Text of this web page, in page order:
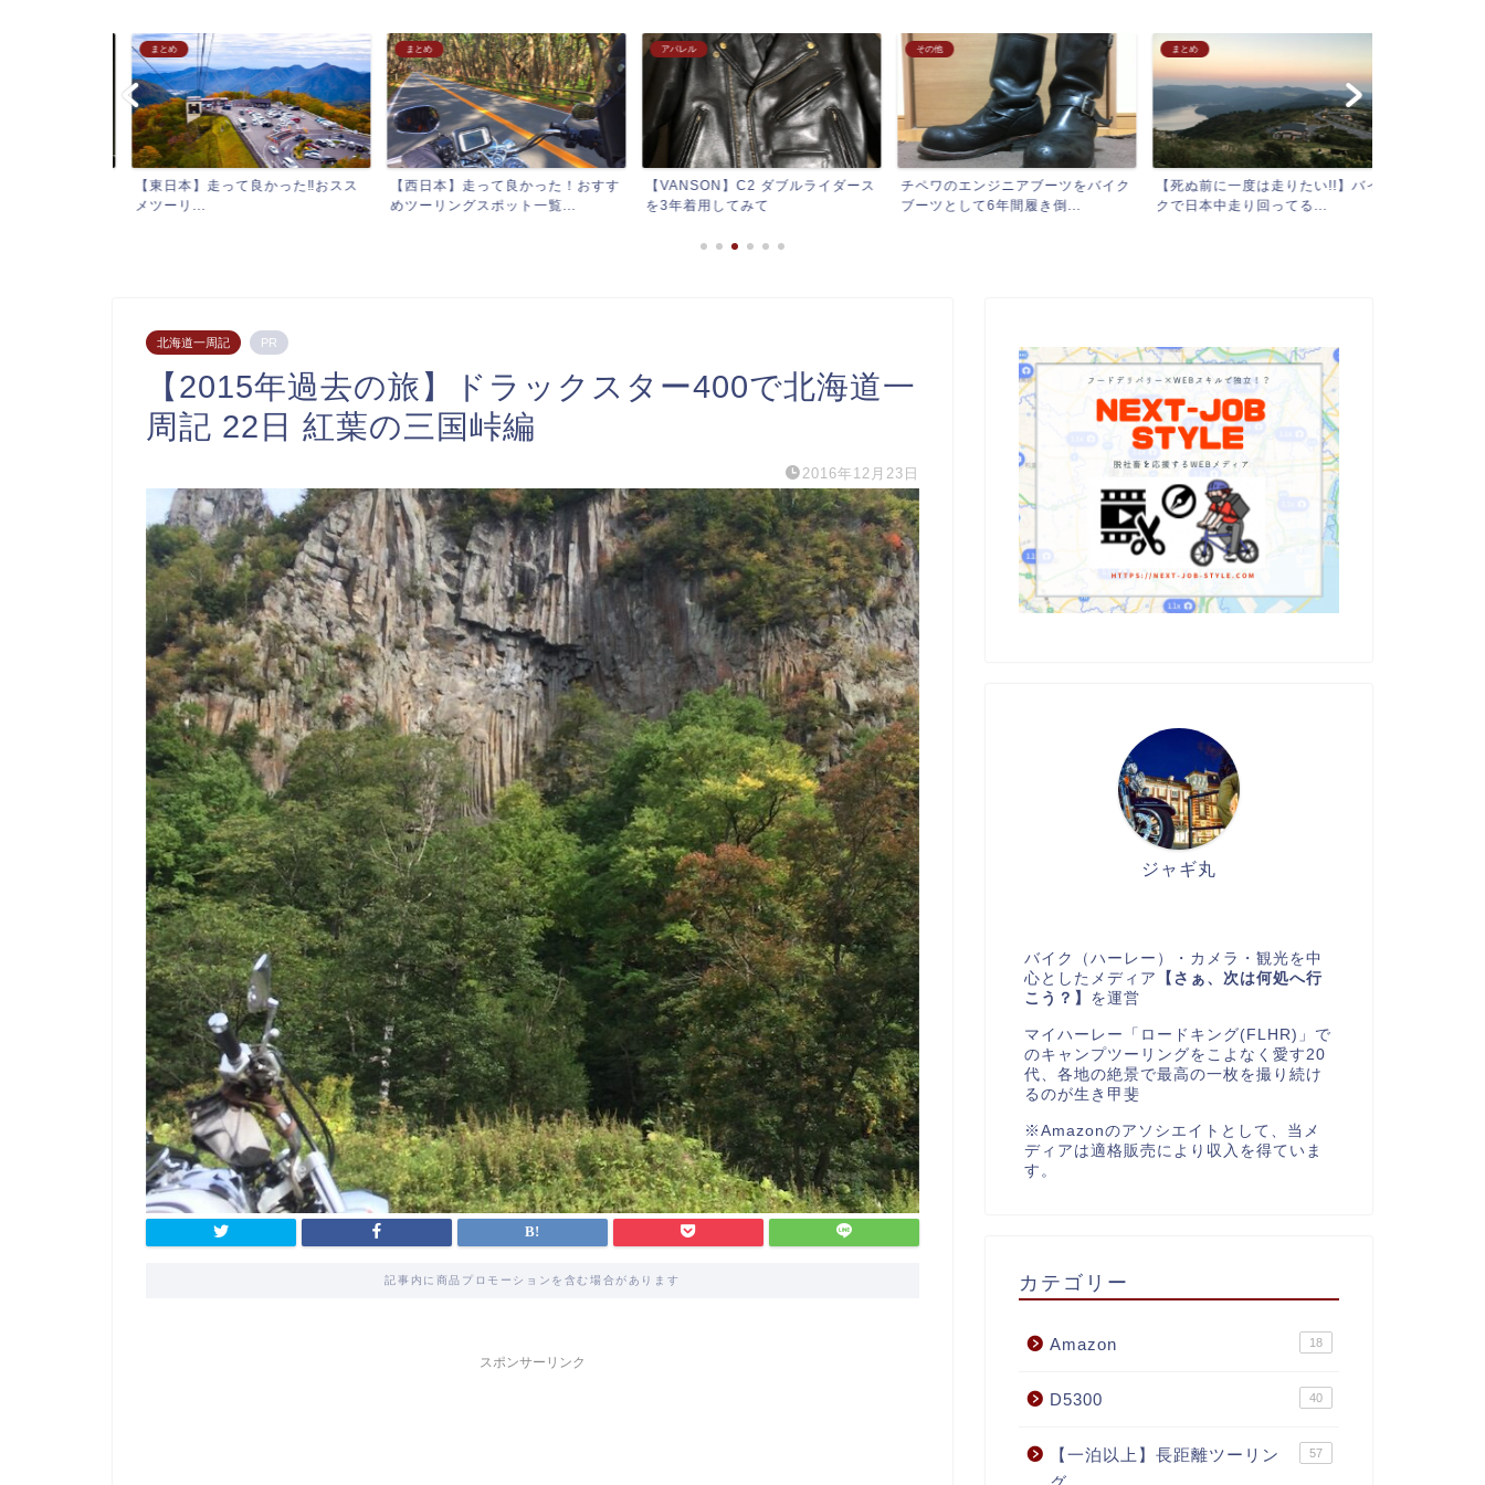
まとめ
【東日本】走って良かった‼︎おスス
メツーリ...
まとめ
【西日本】走って良かった！おすす
めツーリングスポット一覧...
アパレル
【VANSON】C2 ダブルライダース
を3年着用してみて
その他
チペワのエンジニアブーツをバイク
ブーツとして6年間履き倒...
まとめ
【死ぬ前に一度は走りたい!!】バイ
クで日本中走り回ってる...
北海道一周記 PR
【2015年過去の旅】ドラックスター400で北海道一
周記 22日 紅葉の三国峠編
2016年12月23日
記事内に商品プロモーションを含む場合があります
スポンサーリンク
ジャギ丸
バイク（ハーレー）・カメラ・観光を中
心としたメディア
【さぁ、次は何処へ行
こう？】 を運営
マイハーレー「ロードキング(FLHR)」で
のキャンプツーリングをこよなく愛す20
代、各地の絶景で最高の一枚を撮り続け
るのが生き甲斐
※Amazonのアソシエイトとして、当メ
ディアは適格販売により収入を得ていま
す。
カテゴリー
Amazon 18
D5300 40
【一泊以上】長距離ツーリン
57